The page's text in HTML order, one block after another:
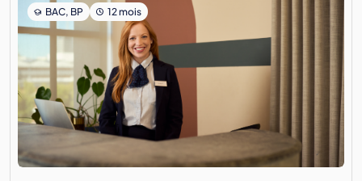
BAC, BP 12 mois